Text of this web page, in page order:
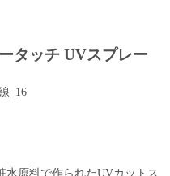
タッチ UVスプレー
水原料で作られたUVカットス